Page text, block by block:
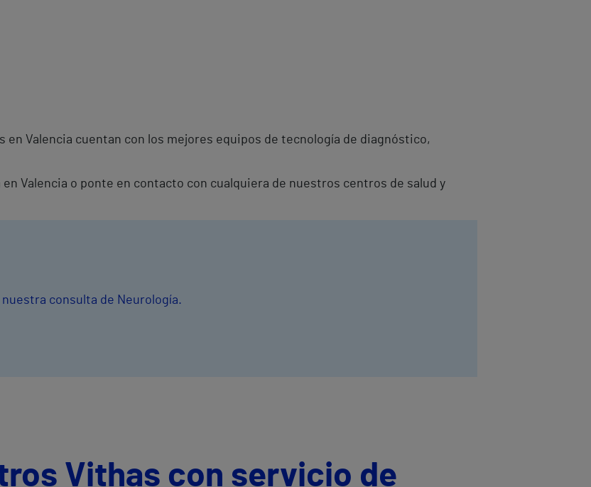
Valencia cuentan con los mejores equipos de tecnología de diagnóstico,
Valencia o ponte en contacto con cualquiera de nuestros centros de salud y
consulta de Neurología.
Vithas con servicio de